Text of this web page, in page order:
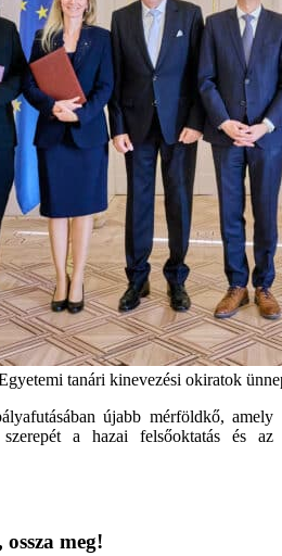
tanári kinevezési okiratok
újabb mérföldkő, amely
a hazai felsőoktatás és az
meg!